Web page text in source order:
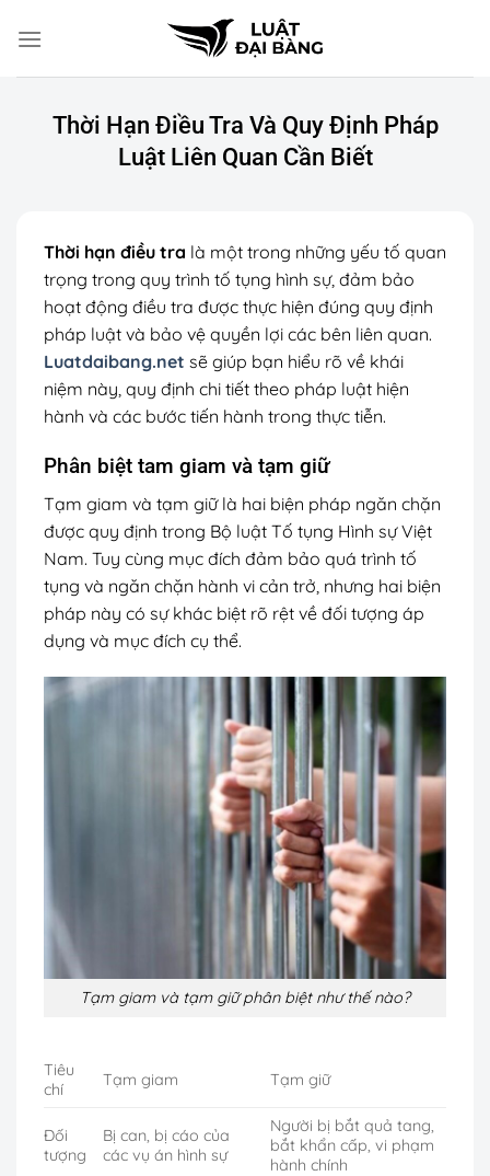
đến
Thời Hạn Điều Tra Và Quy Định Pháp
Luật Liên Quan Cần Biết
Thời hạn điều tra là một trong những yếu tố quan
trọng trong quy trình tố tụng hình sự, đảm bảo
hoạt động điều tra được thực hiện đúng quy định
pháp luật và bảo vệ quyền lợi các bên liên quan.
Luatdaibang.net sẽ giúp bạn hiểu rõ về khái
niệm này, quy định chi tiết theo pháp luật hiện
hành và các bước tiến hành trong thực tiễn.
Phân biệt tam giam và tạm giữ
Tạm giam và tạm giữ là hai biện pháp ngăn chặn
được quy định trong Bộ luật Tố tụng Hình sự Việt
Nam. Tuy cùng mục đích đảm bảo quá trình tố
tụng và ngăn chặn hành vi cản trở, nhưng hai biện
pháp này có sự khác biệt rõ rệt về đối tượng áp
dụng và mục đích cụ thể.
Tạm giam và tạm giữ phân biệt như thế nào?
Tiêu
chí
Tạm giam Tạm giữ
Đối
tượng
Bị can, bị cáo của
các vụ án hình sự
Người bị bắt quả tang,
bắt khẩn cấp, vi phạm
hành chính